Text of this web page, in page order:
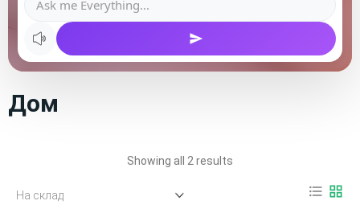
Дом
Showing all 2 results
format_list_bulleted grid_view